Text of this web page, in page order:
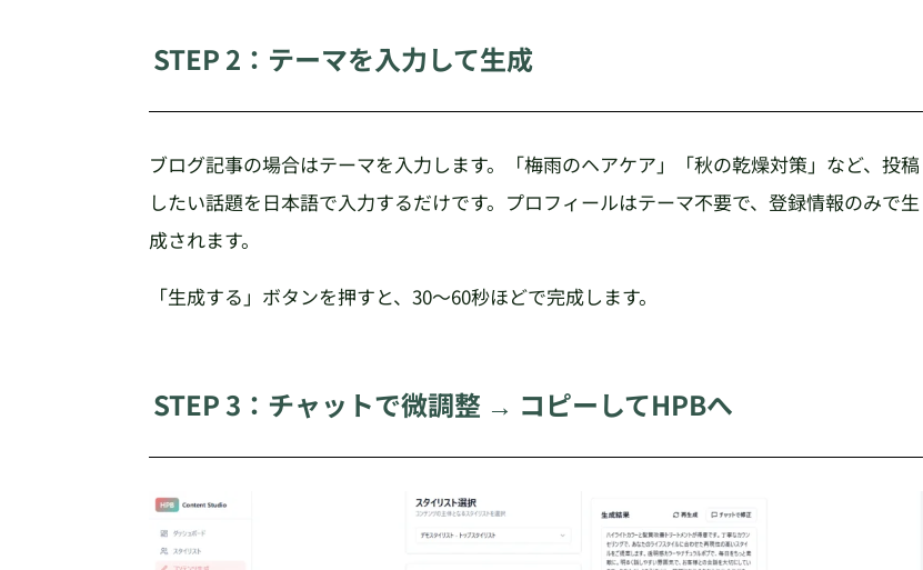
STEP 2：テーマを入力して生成
ブログ記事の場合はテーマを入力します。「梅雨のヘアケア」「秋の乾燥対策」など、投稿
したい話題を日本語で入力するだけです。プロフィールはテーマ不要で、登録情報のみで生
成されます。
「生成する」ボタンを押すと、30〜60秒ほどで完成します。
STEP 3：チャットで微調整 → コピーしてHPBへ